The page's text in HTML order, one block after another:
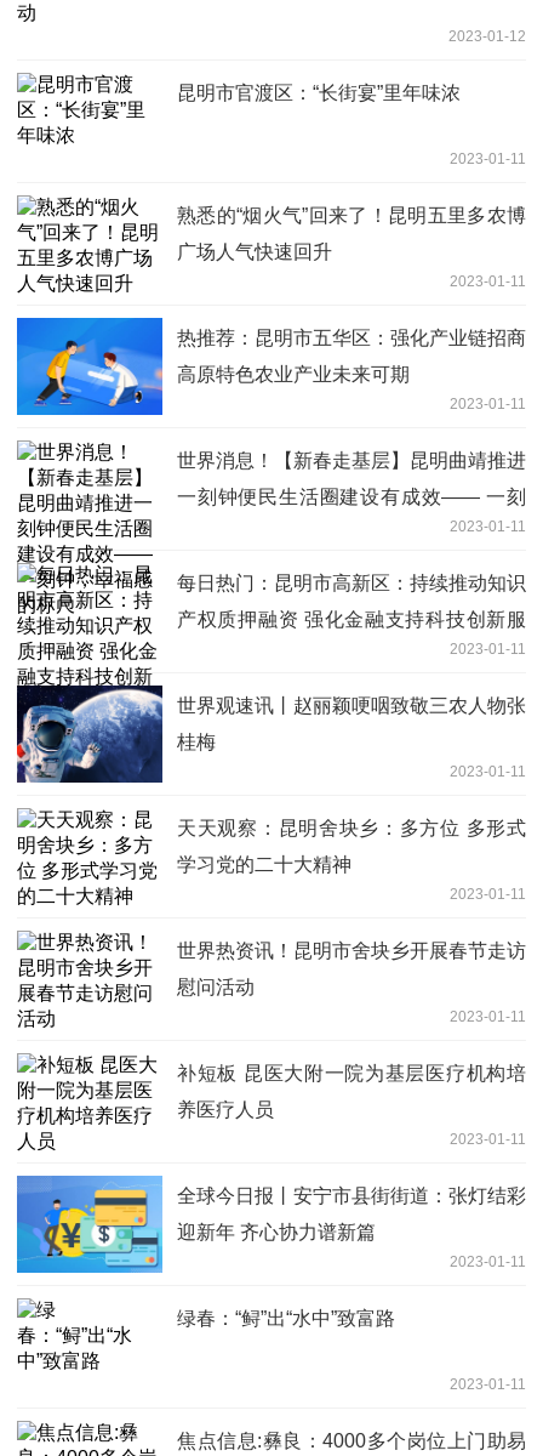
2023-01-12
昆明市官渡区：“长街宴”里年味浓
2023-01-11
熟悉的“烟火气”回来了！昆明五里多农博
广场人气快速回升
2023-01-11
热推荐：昆明市五华区：强化产业链招商
高原特色农业产业未来可期
2023-01-11
世界消息！【新春走基层】昆明曲靖推进
一刻钟便民生活圈建设有成效—— 一刻
2023-01-11
每日热门：昆明市高新区：持续推动知识
产权质押融资 强化金融支持科技创新服
2023-01-11
世界观速讯丨赵丽颖哽咽致敬三农人物张
桂梅
2023-01-11
天天观察：昆明舍块乡：多方位 多形式
学习党的二十大精神
2023-01-11
世界热资讯！昆明市舍块乡开展春节走访
慰问活动
2023-01-11
补短板 昆医大附一院为基层医疗机构培
养医疗人员
2023-01-11
全球今日报丨安宁市县街街道：张灯结彩
迎新年 齐心协力谱新篇
2023-01-11
绿春：“鲟”出“水中”致富路
2023-01-11
焦点信息:彝良：4000多个岗位上门助易